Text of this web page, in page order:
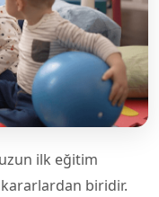
ilk eğitim
kararlardan biridir.